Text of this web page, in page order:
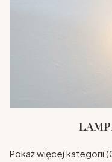
Pokaż więcej kategorii